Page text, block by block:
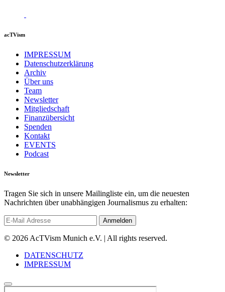
acTVism
IMPRESSUM
Datenschutzerklärung
Archiv
Über uns
Team
Newsletter
Mitgliedschaft
Finanzübersicht
Spenden
Kontakt
EVENTS
Podcast
Newsletter
Tragen Sie sich in unsere Mailingliste ein, um die neuesten
Nachrichten über unabhängigen Journalismus zu erhalten:
© 2026 AcTVism Munich e.V. | All rights reserved.
DATENSCHUTZ
IMPRESSUM